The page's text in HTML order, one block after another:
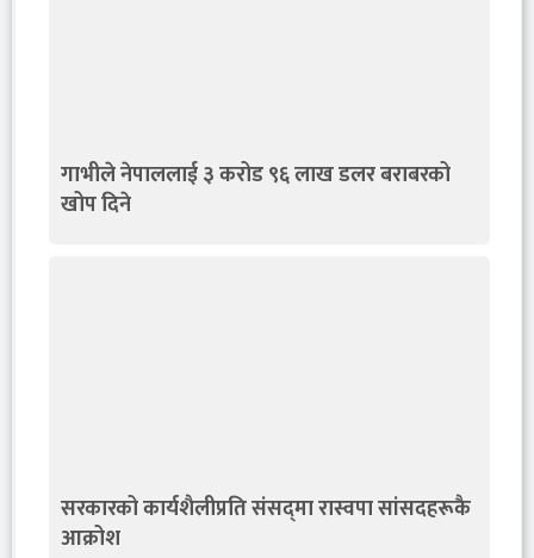
गाभीले नेपाललाई ३ करोड ९६ लाख डलर बराबरको
खोप दिने
सरकारको कार्यशैलीप्रति संसद्‍मा रास्वपा सांसदहरूकै
आक्रोश